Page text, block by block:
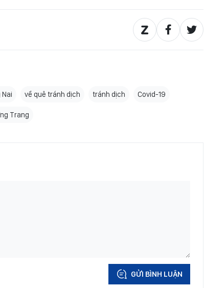
về quê tránh dịch tránh dịch Covid-19
Trang
GỬI BÌNH LUẬN